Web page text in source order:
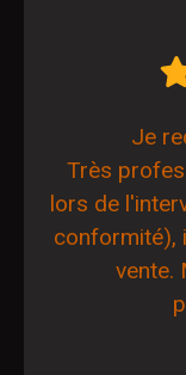
Je
Très
lors de
conformité),
vente.